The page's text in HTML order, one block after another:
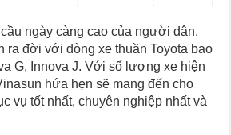
ngày càng cao của người dân,
ra đời với dòng xe thuần Toyota bao
G, Innova J. Với số lượng xe hiện
hứa hẹn sẽ mang đến cho
vụ tốt nhất, chuyên nghiệp nhất và